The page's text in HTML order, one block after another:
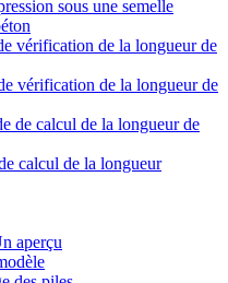
sous une semelle
vérification de la longueur de
vérification de la longueur de
de calcul de la longueur de
calcul de la longueur
aperçu